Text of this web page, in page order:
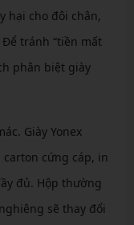
hại cho đôi chân,
tránh “tiền mất
phân biệt giày
Giày Yonex
cứng cáp, in
đủ. Hộp thường
sẽ thay đổi